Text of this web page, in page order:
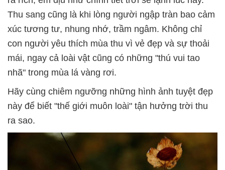
Thu sang cũng là khi lòng người ngập tràn bao cảm
xúc tương tư, nhung nhớ, trầm ngâm. Không chỉ
con người yêu thích mùa thu vì vẻ đẹp và sự thoải
mái, ngay cả loài vật cũng có những "thú vui tao
nhã" trong mùa lá vàng rơi.
Hãy cùng chiêm ngưỡng những hình ảnh tuyệt đẹp
này để biết "thế giới muôn loài" tận hưởng trời thu
ra sao.